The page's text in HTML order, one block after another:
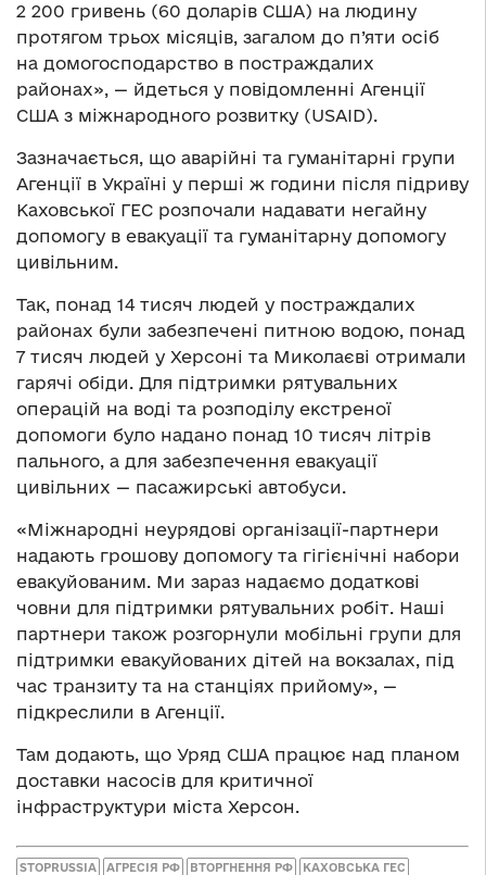
2 200 гривень (60 доларів США) на людину
протягом трьох місяців, загалом до п’яти осіб
на домогосподарство в постраждалих
районах», — йдеться у повідомленні Агенції
США з міжнародного розвитку (USAID).
Зазначається, що аварійні та гуманітарні групи
Агенції в Україні у перші ж години після підриву
Каховської ГЕС розпочали надавати негайну
допомогу в евакуації та гуманітарну допомогу
цивільним.
Так, понад 14 тисяч людей у постраждалих
районах були забезпечені питною водою, понад
7 тисяч людей у Херсоні та Миколаєві отримали
гарячі обіди. Для підтримки рятувальних
операцій на воді та розподілу екстреної
допомоги було надано понад 10 тисяч літрів
пального, а для забезпечення евакуації
цивільних — пасажирські автобуси.
«Міжнародні неурядові організації-партнери
надають грошову допомогу та гігієнічні набори
евакуйованим. Ми зараз надаємо додаткові
човни для підтримки рятувальних робіт. Наші
партнери також розгорнули мобільні групи для
підтримки евакуйованих дітей на вокзалах, під
час транзиту та на станціях прийому», —
підкреслили в Агенції.
Там додають, що Уряд США працює над планом
доставки насосів для критичної
інфраструктури міста Херсон.
STOPRUSSIA АГРЕСІЯ РФ ВТОРГНЕННЯ РФ КАХОВСЬКА ГЕС